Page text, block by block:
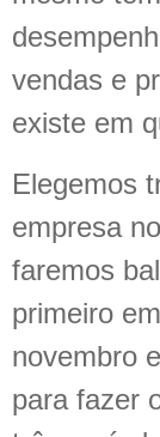
vendas e
existe em
Elegemos
empresa
faremos
primeiro
novembro
para fazer